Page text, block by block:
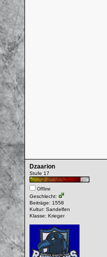
Dzaarion
Stufe 17
Offline
Geschlecht:
Beiträge: 1558
Kultur: Sandelfen
Klasse: Krieger